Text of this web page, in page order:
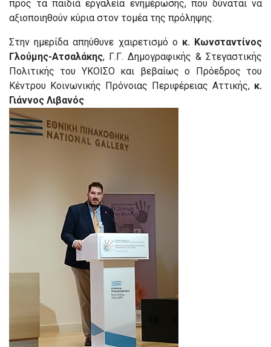
προς τα παιδιά εργαλεία ενημέρωσης, που δύναται να
αξιοποιηθούν κύρια στον τομέα της πρόληψης.
Στην ημερίδα απηύθυνε χαιρετισμό ο κ. Κωνσταντίνος
Γλούμης-Ατσαλάκης, Γ.Γ. Δημογραφικής & Στεγαστικής
Πολιτικής του ΥΚΟΙΣΟ και βεβαίως ο Πρόεδρος του
Κέντρου Κοινωνικής Πρόνοιας Περιφέρειας Αττικής, κ.
Γιάννος Λιβανός